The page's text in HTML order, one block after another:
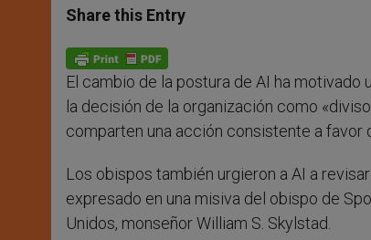
t
s
p
p
s
e
g
e
r
e
b
o
k
Share this Entry
El cambio de la postura de AI ha
la decisión de la organización como
comparten una acción consistente a favor
Los obispos también urgieron a AI a
expresado en una misiva del obispo de
Unidos, monseñor William S. Skylstad.